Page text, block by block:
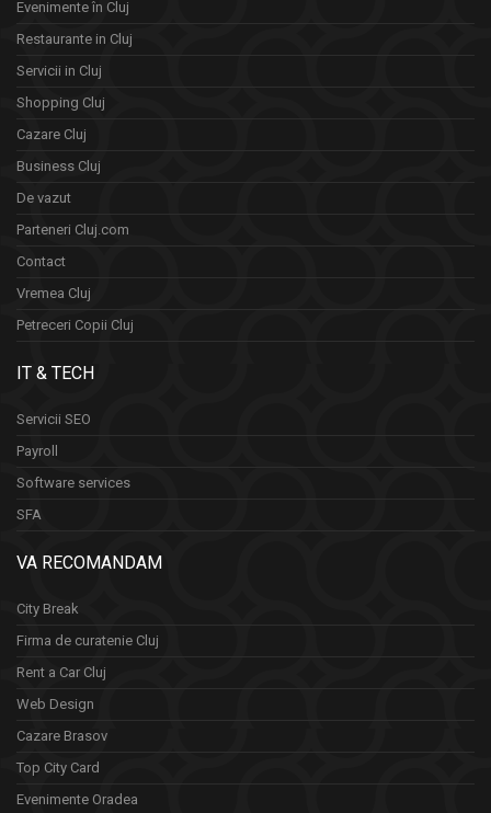
Evenimente în Cluj
Restaurante in Cluj
Servicii in Cluj
Shopping Cluj
Cazare Cluj
Business Cluj
De vazut
Parteneri Cluj.com
Contact
Vremea Cluj
Petreceri Copii Cluj
IT & TECH
Servicii SEO
Payroll
Software services
SFA
VA RECOMANDAM
City Break
Firma de curatenie Cluj
Rent a Car Cluj
Web Design
Cazare Brasov
Top City Card
Evenimente Oradea